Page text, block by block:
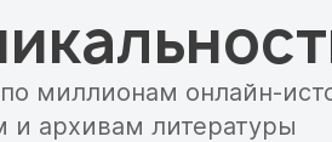
миллионам онлайн-
архивам литературы